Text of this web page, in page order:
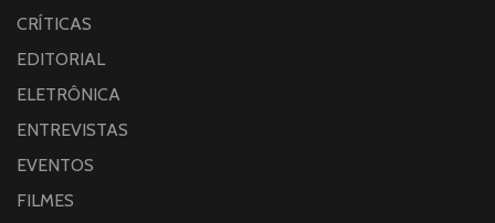
CRÍTICAS
EDITORIAL
ELETRÔNICA
ENTREVISTAS
EVENTOS
FILMES